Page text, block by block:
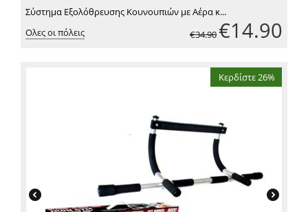
Σύστημα Εξολόθρευσης Κουνουπιών με Αέρα κ...
Ολες οι πόλεις
€34.90 €14.90
Κερδίστε 26%